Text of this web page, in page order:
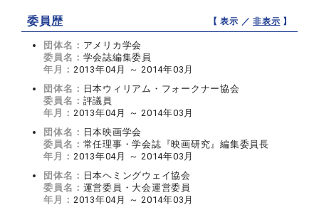
委員歴 【 表示 ／非表示 】
団体名： アメリカ学会
委員名： 学会誌編集委員
年月： 2013年04月 ～ 2014年03月
団体名： 日本ウィリアム・フォークナー協会
委員名： 評議員
年月： 2013年04月 ～ 2014年03月
団体名： 日本映画学会
委員名： 常任理事・学会誌『映画研究』編集委員長
年月： 2013年04月 ～ 2014年03月
団体名： 日本ヘミングウェイ協会
委員名： 運営委員・大会運営委員
年月： 2013年04月 ～ 2014年03月